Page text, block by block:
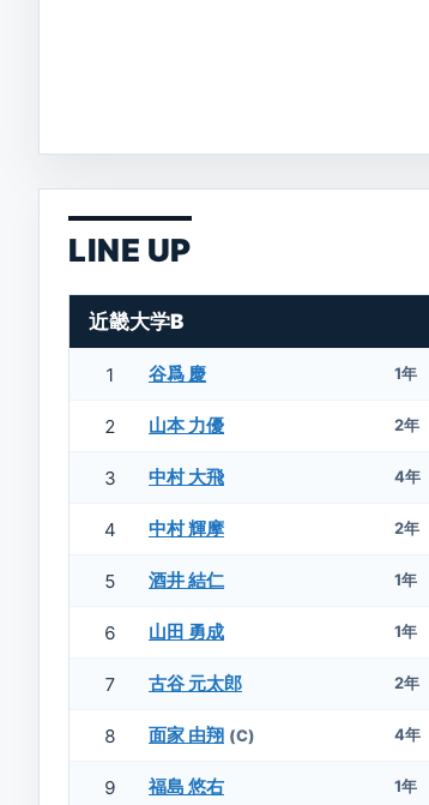
LINE UP
近畿大学B
1 谷爲 慶 1年
2 山本 力優 2年
3 中村 大飛 4年
4 中村 輝摩 2年
5 酒井 結仁 1年
6 山田 勇成 1年
7 古谷 元太郎 2年
8 面家 由翔 (C) 4年
9 福島 悠右 1年